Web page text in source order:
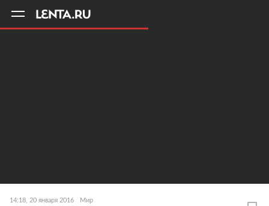
14:18, 20 января 2016 Мир